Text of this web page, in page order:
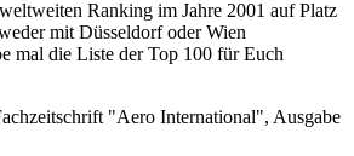
Ranking im Jahre 2001 auf Platz
mit Düsseldorf oder Wien
mal die Liste der Top 100 für Euch
"Aero International", Ausgabe